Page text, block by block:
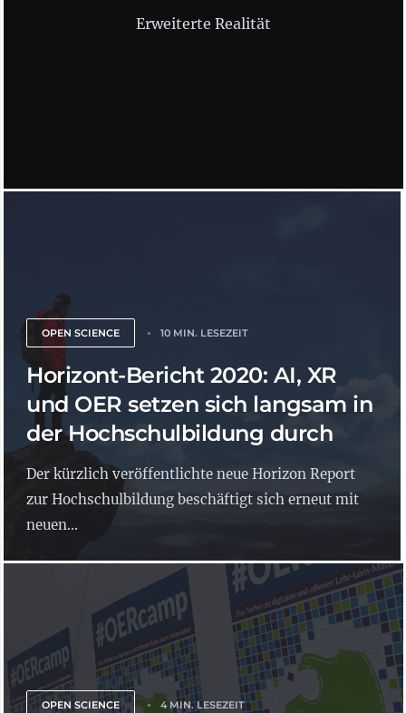
Erweiterte Realität
OPEN SCIENCE 10 MIN. LESEZEIT
Horizont-Bericht 2020: AI, XR
und OER setzen sich langsam in
der Hochschulbildung durch
Der kürzlich veröffentlichte neue Horizon Report
zur Hochschulbildung beschäftigt sich erneut mit
neuen...
OPEN SCIENCE 4 MIN. LESEZEIT